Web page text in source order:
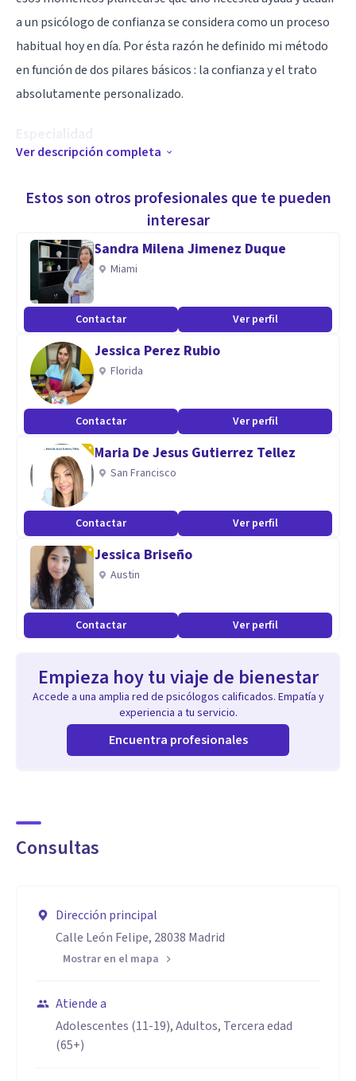
a un psicólogo de confianza se considera como un proceso
habitual hoy en día. Por ésta razón he definido mi método
en función de dos pilares básicos : la confianza y el trato
absolutamente personalizado.
Especialidad
Terapia de pareja. Inestabilidad emocional.
Aptitudes
Regulación y equilibrio emocional
Ver descripción completa
Estos son otros profesionales que te pueden
interesar
Sandra Milena Jimenez Duque
Miami
Contactar Ver perfil
Jessica Perez Rubio
Florida
Contactar Ver perfil
Maria De Jesus Gutierrez Tellez
San Francisco
Contactar Ver perfil
Jessica Briseño
Austin
Contactar Ver perfil
Empieza hoy tu viaje de bienestar
Accede a una amplia red de psicólogos calificados. Empatía y
experiencia a tu servicio.
Encuentra profesionales
Consultas
Dirección principal
Calle León Felipe, 28038 Madrid
Mostrar en el mapa
Atiende a
Adolescentes (11-19), Adultos, Tercera edad
(65+)